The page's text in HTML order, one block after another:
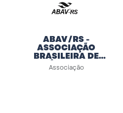
ABAV/RS -
ASSOCIAÇÃO
BRASILEIRA DE
AGÊNCIAS DE
VIAGENS
Associação